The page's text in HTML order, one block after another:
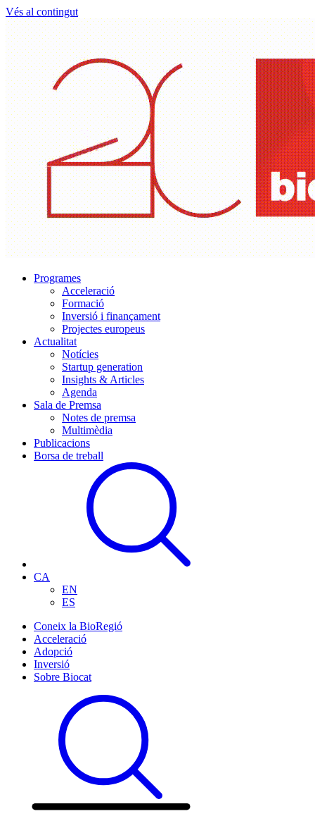
Vés al contingut
Programes
Acceleració
Formació
Inversió i finançament
Projectes europeus
Actualitat
Notícies
Startup generation
Insights & Articles
Agenda
Sala de Premsa
Notes de premsa
Multimèdia
Publicacions
Borsa de treball
CA
EN
ES
Coneix la BioRegió
Acceleració
Adopció
Inversió
Sobre Biocat